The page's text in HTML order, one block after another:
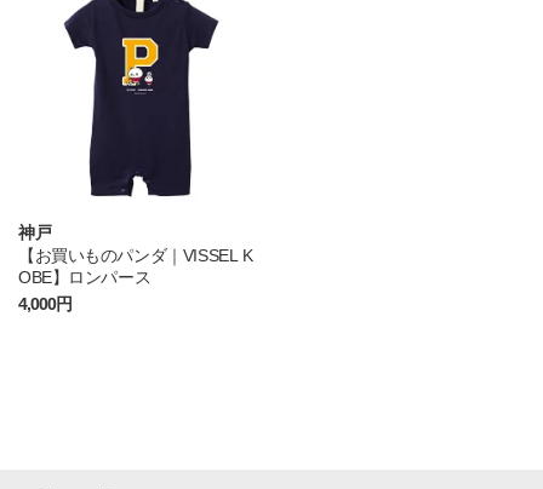
神戸
【お買いものパンダ｜VISSEL K
OBE】ロンパース
4,000円